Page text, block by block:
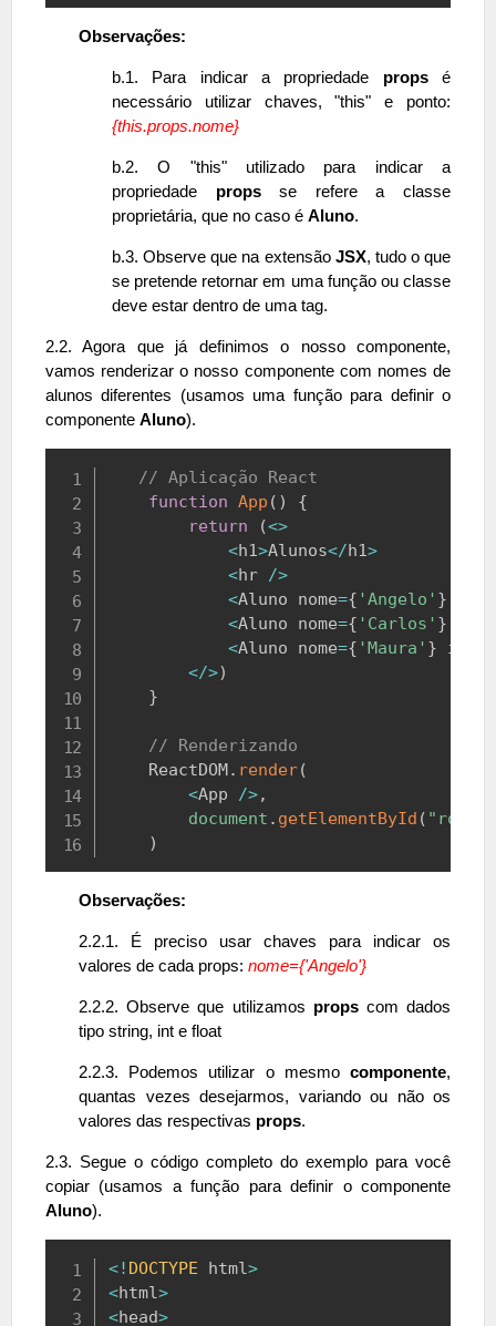
Observações:
b.1. Para indicar a propriedade propsé
necessário utilizar chaves, "this" e ponto:
{this.props.nome}
b.2. O "this" utilizado para indicar a
propriedade propsse refere a classe
proprietária, que no caso é Aluno.
b.3. Observe que na extensão JSX, tudo o que
se pretende retornar em uma função ou classe
deve estar dentro de uma tag.
2.2. Agora que já definimos o nosso componente,
vamos renderizar o nosso componente com nomes de
alunos diferentes (usamos uma função para definir o
componente Aluno).
// Aplicação React
function App ( )
{
return
(<>
<h1>Alunos</h1>
<hr />
<Aluno nome={ 'Angelo' }
<Aluno nome={ 'Carlos' }
<Aluno nome={ 'Maura' } idade
</>)
}
// Renderizando
ReactDOM . render(
<App />,
document . getElementById ( "root"
)
Observações:
2.2.1. É preciso usar chaves para indicar os
valores de cada props: nome={'Angelo'}
2.2.2. Observe que utilizamos propscom dados
tipo string, int e float
2.2.3. Podemos utilizar o mesmo componente,
quantas vezes desejarmos, variando ou não os
valores das respectivas props.
2.3. Segue o código completo do exemplo para você
copiar (usamos a função para definir o componente
Aluno).
<! DOCTYPE html>
<html>
<head>